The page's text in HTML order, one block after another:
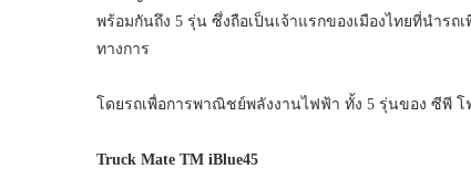
พร้อมกันถึง 5 รุ่น ซึ่งถือเป็นเจ้าแรกของเมืองไทยที่นำร
ทางการ
โดยรถเพื่อการพาณิชย์พลังงานไฟฟ้า ทั้ง 5 รุ่นของ ซีพี
Truck Mate TM iBlue45